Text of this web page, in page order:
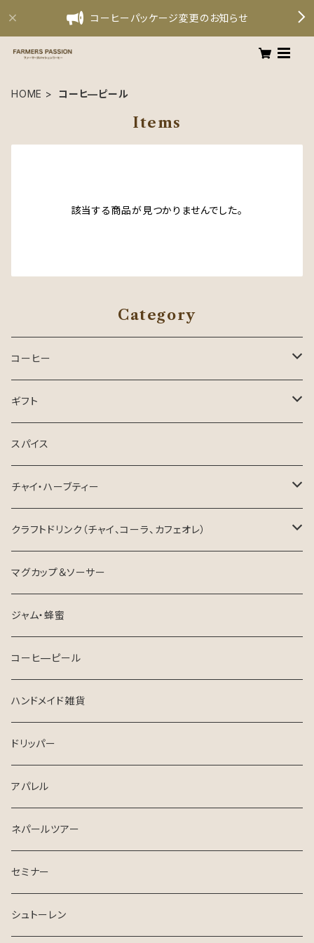
コーヒーパッケージ変更のお知らせ
HOME コーヒ—ピール
Items
該当する商品が見つかりませんでした。
Category
コーヒー
コーヒー
ドリップパック
生豆
ギフト
お中元・夏ギフト
スパイス
チャイ・ハーブティー
ハーブティー
チャイ
クラフトドリンク（チャイ、コーラ、カフェオレ）
東三河×ネパール
マグカップ＆ソーサー
ジャム・蜂蜜
コーヒ—ピール
ハンドメイド雑貨
ドリッパー
アパレル
ネパールツアー
セミナー
シュトーレン